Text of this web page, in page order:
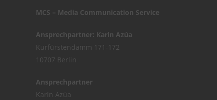
MCS – Media Communication Service
Ansprechpartner: Karin Azúa
Kurfürstendamm 171-172
10707 Berlin
Ansprechpartner
Karin Azúa